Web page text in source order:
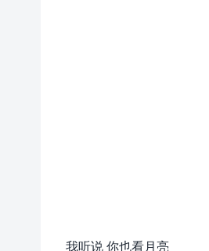
我听说 你也看月亮